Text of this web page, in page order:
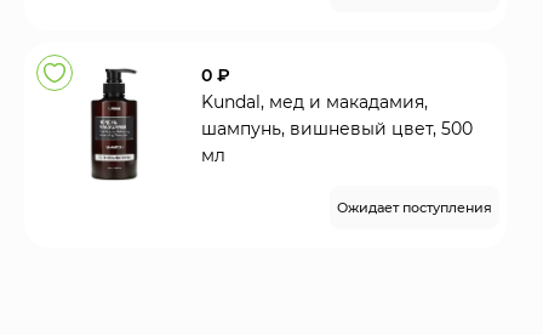
0 ₽
Kundal, мед и макадамия,
шампунь, вишневый цвет, 500
мл
Ожидает поступления